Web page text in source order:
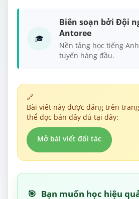
🎓
Biên soạn bởi Đội
Antoree
Nền tảng học tiếng
tuyến hàng đầu.
Bài viết này được đăng trên
thể đọc bản đầy đủ tại đây:
Mở bài viết đối tác
🎯 Bạn muốn học hiệu